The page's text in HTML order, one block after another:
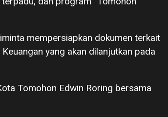
mempersiapkan dokumen terkait
yang akan dilanjutkan pada
Tomohon Edwin Roring bersama